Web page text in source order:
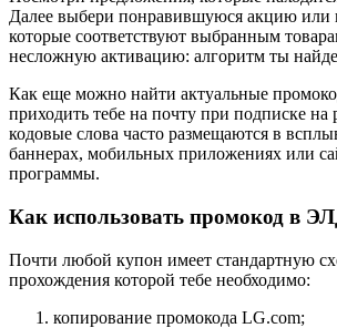
Далее выбери понравившуюся акцию
которые соответствуют выбранным
несложную активацию: алгоритм ты
Как еще можно найти актуальные
приходить тебе на почту при подписке на
кодовые слова часто размещаются в
баннерах, мобильных приложениях или
программы.
Как использовать промокод в
Почти любой купон имеет стандартную
прохождения которой тебе необходимо:
копирование промокода LG.com;